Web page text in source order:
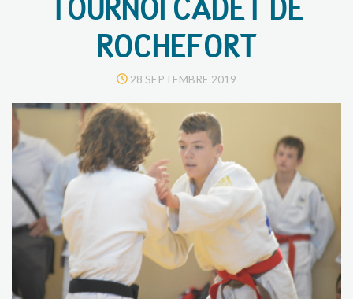
TOURNOI CADET DE
ROCHEFORT
28 SEPTEMBRE 2019